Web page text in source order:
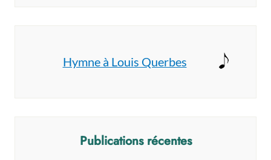
Hymne à Louis Querbes
Publications récentes